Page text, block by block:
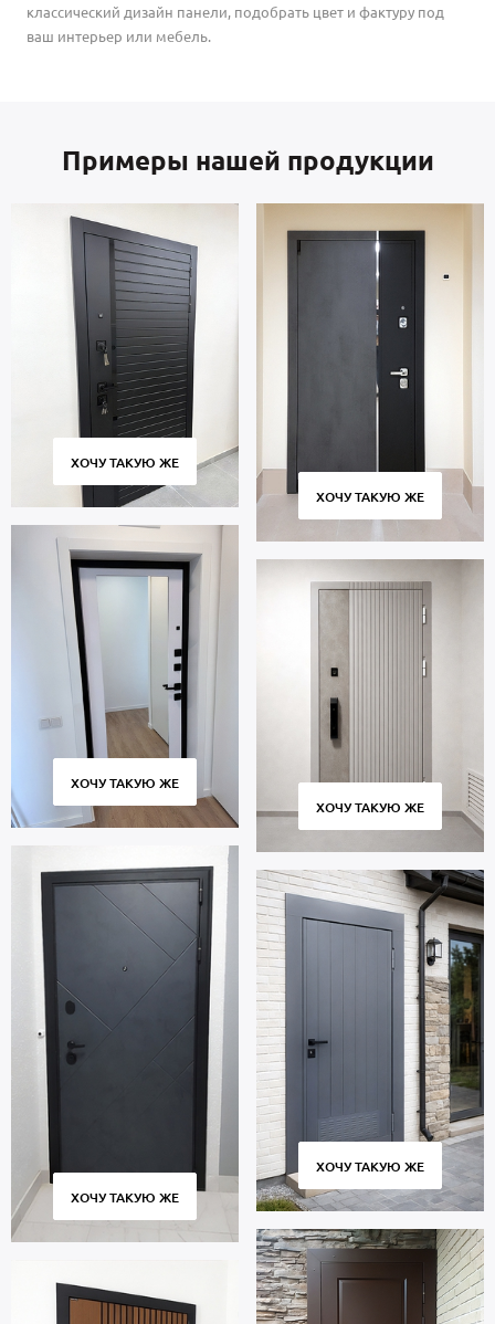
классический дизайн панели, подобрать цвет и фактуру под
ваш интерьер или мебель.
Примеры нашей продукции
ХОЧУ ТАКУЮ ЖЕ
ХОЧУ ТАКУЮ ЖЕ
ХОЧУ ТАКУЮ ЖЕ
ХОЧУ ТАКУЮ ЖЕ
ХОЧУ ТАКУЮ ЖЕ
ХОЧУ ТАКУЮ ЖЕ